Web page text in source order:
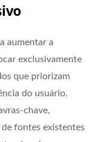
aumentar a
exclusivamente
que priorizam
do usuário.
chave,
fontes existentes